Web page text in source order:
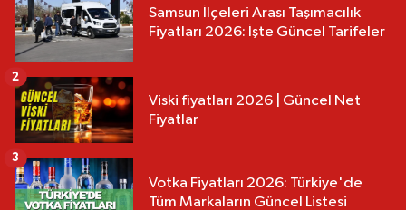
Samsun İlçeleri Arası Taşımacılık
Fiyatları 2026: İşte Güncel Tarifeler
Viski fiyatları 2026 | Güncel Net
Fiyatlar
2
Votka Fiyatları 2026: Türkiye'de
Tüm Markaların Güncel Listesi
3